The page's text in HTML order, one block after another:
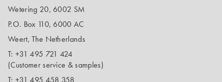
Wetering 20, 6002 SM
P.O. Box 110, 6000 AC
Weert, The Netherlands
T: +31 495 721 424
(Customer service & samples)
T: +31 495 458 358